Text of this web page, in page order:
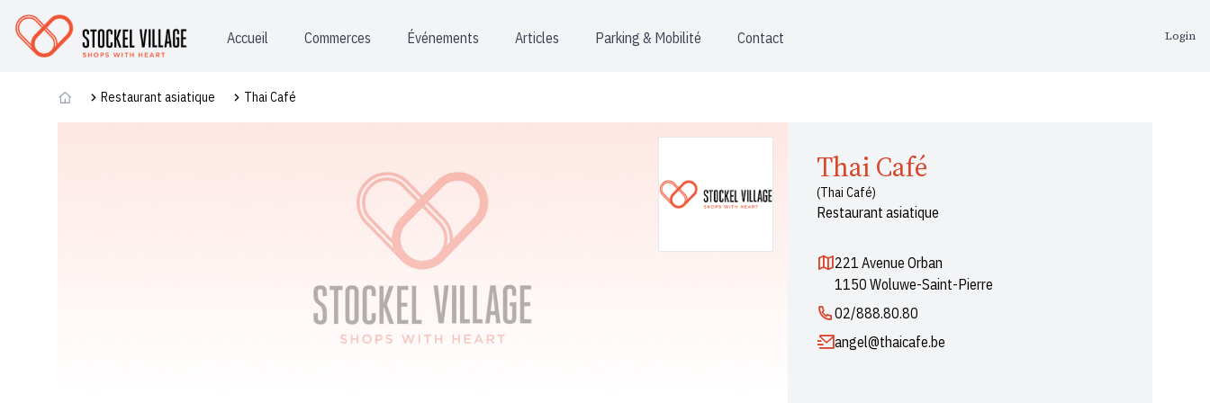
Accueil Commerces Événements Articles Parking & Mobilité Contact Login
Commerces
Restaurant asiatique Thai Café
Thai Café
(Thai Café)
Restaurant asiatique
221 Avenue Orban
1150 Woluwe-Saint-Pierre
02/888.80.80
angel@thaicafe.be